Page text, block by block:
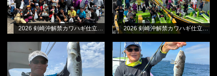
林良一
2026 剣崎沖解禁カワハギ仕立て・B船
林良一
2026 剣崎沖解禁カワハギ仕立て・A船
メタリア湾フグ & メタリア湾フグ-S
林良一
極鋭カワハギEX MC & 極鋭湾フグ
EX
林良一
BLOG